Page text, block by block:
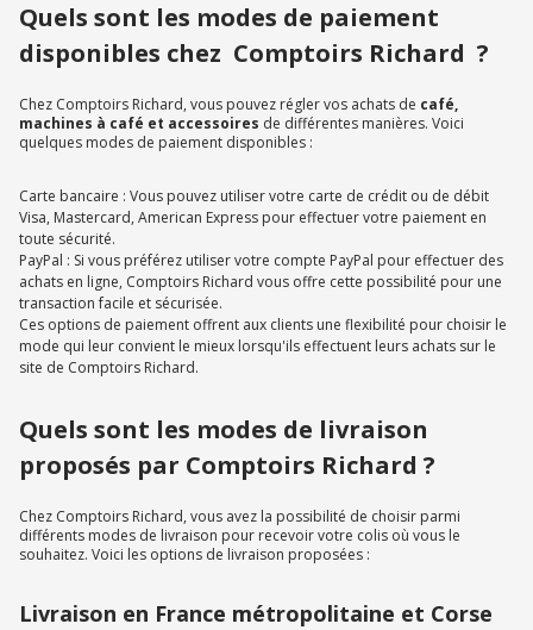
Quels sont les modes de paiement
disponibles chez Comptoirs Richard ?
Chez Comptoirs Richard, vous pouvez régler vos achats de café,
machines à café et accessoires de différentes manières. Voici
quelques modes de paiement disponibles :
Carte bancaire : Vous pouvez utiliser votre carte de crédit ou de débit
Visa, Mastercard, American Express pour effectuer votre paiement en
toute sécurité.
PayPal : Si vous préférez utiliser votre compte PayPal pour effectuer des
achats en ligne, Comptoirs Richard vous offre cette possibilité pour une
transaction facile et sécurisée.
Ces options de paiement offrent aux clients une flexibilité pour choisir le
mode qui leur convient le mieux lorsqu'ils effectuent leurs achats sur le
site de Comptoirs Richard.
Quels sont les modes de livraison
proposés par Comptoirs Richard ?
Chez Comptoirs Richard, vous avez la possibilité de choisir parmi
différents modes de livraison pour recevoir votre colis où vous le
souhaitez. Voici les options de livraison proposées :
Livraison en France métropolitaine et Corse